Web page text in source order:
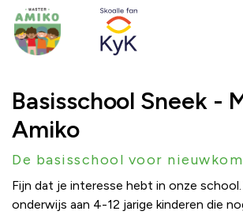
Basisschool Sneek -
Amiko
De basisschool voor
Fijn dat je interesse hebt in onze
onderwijs aan 4-12 jarige kinderen die